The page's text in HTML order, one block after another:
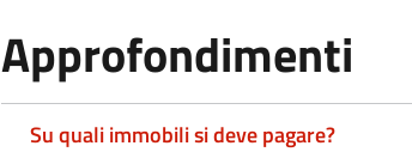
Approfondimenti
Su quali immobili si deve pagare?